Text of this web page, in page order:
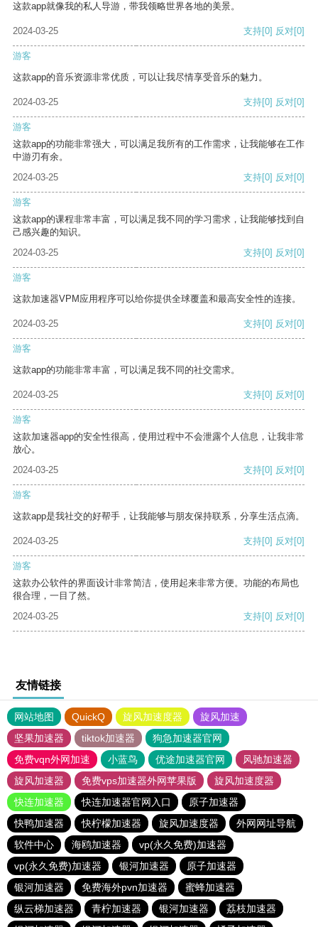
这款app就像我的私人导游，带我领略世界各地的美景。
2024-03-25 支持[0] 反对[0]
游客
这款app的音乐资源非常优质，可以让我尽情享受音乐的魅力。
2024-03-25 支持[0] 反对[0]
游客
这款app的功能非常强大，可以满足我所有的工作需求，让我能够在工作
中游刃有余。
2024-03-25
支持[0] 反对[0]
游客
这款app的课程非常丰富，可以满足我不同的学习需求，让我能够找到自
己感兴趣的知识。
2024-03-25
支持[0] 反对[0]
游客
这款加速器VPM应用程序可以给你提供全球覆盖和最高安全性的连接。
2024-03-25 支持[0] 反对[0]
游客
这款app的功能非常丰富，可以满足我不同的社交需求。
2024-03-25 支持[0] 反对[0]
游客
这款加速器app的安全性很高，使用过程中不会泄露个人信息，让我非常
放心。
2024-03-25
支持[0] 反对[0]
游客
这款app是我社交的好帮手，让我能够与朋友保持联系，分享生活点滴。
2024-03-25 支持[0] 反对[0]
游客
这款办公软件的界面设计非常简洁，使用起来非常方便。功能的布局也
很合理，一目了然。
2024-03-25
支持[0] 反对[0]
友情链接
网站地图 QuickQ 旋风加速度器
旋风加速
坚果加速器
tiktok加速器
狗急加速器官网
免费vqn外网加速
小蓝鸟 优途加速器官网
风驰加速器
旋风加速器
免费vps加速器外网苹果版
旋风加速度器
快连加速器
快连加速器官网入口
原子加速器
快鸭加速器
快柠檬加速器 旋风加速度器
外网网址导航
软件中心
海鸥加速器
vp(永久免费)加速器
vp(永久免费)加速器
银河加速器
原子加速器
银河加速器
免费海外pvn加速器
蜜蜂加速器
纵云梯加速器
青柠加速器 银河加速器
荔枝加速器